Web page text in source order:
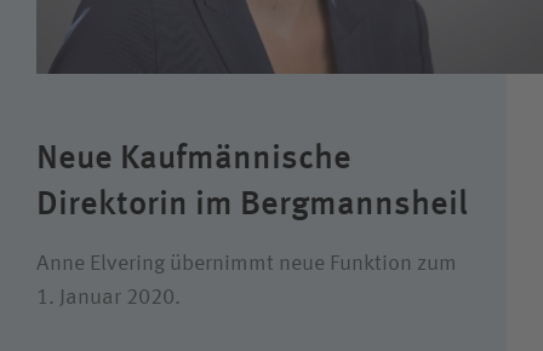
Wie können wir Ihnen helfen?
Ich bin
Neue Kaufmännische
Direktorin im Bergmannsheil
Anne Elvering übernimmt neue Funktion zum
1. Januar 2020.